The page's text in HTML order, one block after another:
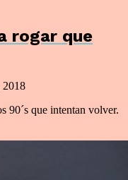
rogar que
2018
90´s que intentan volver.